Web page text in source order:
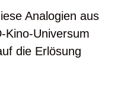
Analogien aus
Kino-Universum
die Erlösung